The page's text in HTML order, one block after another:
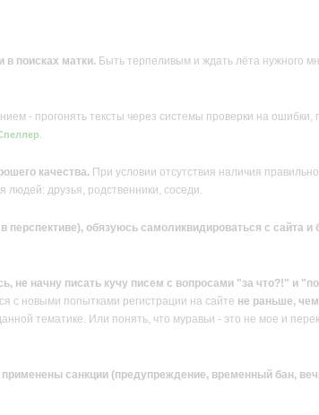
в поисках матки. Быть терпеливым и ждать лёта нужного
- прогонять тексты через системы проверки на ошибки,
.
качества. При условии отсутствия наличия
друзья, родственники, соседи.
обязуюсь самоликвидироваться с сайта и
не начну писать кучу писем с вопросами "за что?!" и
с новыми попытками регистрации на сайте не раньше,
тематике. Или понять, что муравьи - это не мое и
применены санкции (предупреждение, временный бан,